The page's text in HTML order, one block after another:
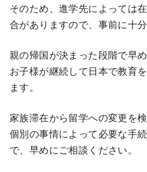
そのため、進学先によっては
合がありますので、事前に十
親の帰国が決まった段階で早
お子様が継続して日本で教育
ます。
家族滞在から留学への変更を
個別の事情によって必要な手
で、早めにご相談ください。